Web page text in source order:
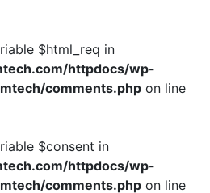
$html_req in
httpdocs/wp-
comments.php on line
$consent in
httpdocs/wp-
comments.php on line